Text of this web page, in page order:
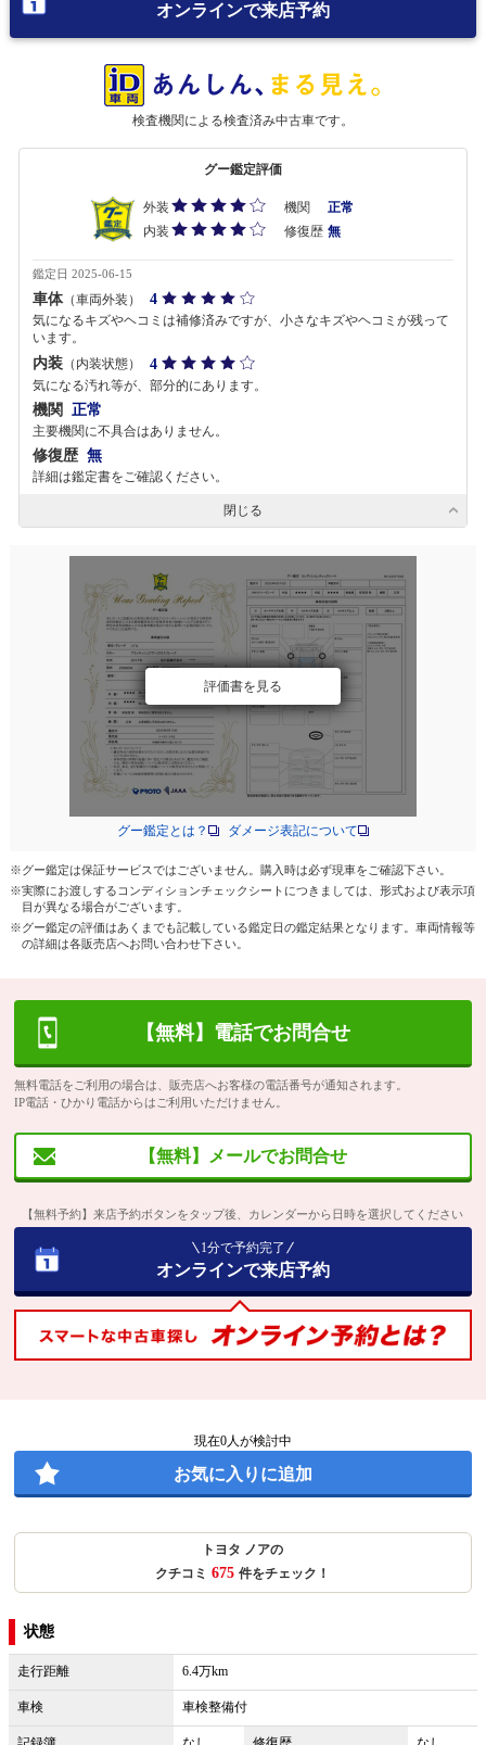
オンラインで来店予約
検査機関による検査済み中古車です。
グー鑑定評価
外装 機関
正常
内装
修復歴 無
鑑定日 2025-06-15
車体（車両外装） 4
気になるキズやヘコミは補修済みですが、小さなキズやヘコミが残って
います。
内装 （内装状態） 4
気になる汚れ等が、部分的にあります。
機関 正常
主要機関に不具合はありません。
修復歴 無
詳細は鑑定書をご確認ください。
閉じる
評価書を見る
グー鑑定とは？ ダメージ表記について
※グー鑑定は保証サービスではございません。購入時は必ず現車をご確認下さい。
※実際にお渡しするコンディションチェックシートにつきましては、形式および表示項
目が異なる場合がございます。
※グー鑑定の評価はあくまでも記載している鑑定日の鑑定結果となります。車両情報等
の詳細は各販売店へお問い合わせ下さい。
【無料】電話でお問合せ
無料電話をご利用の場合は、販売店へお客様の電話番号が通知されます。
IP電話・ひかり電話からはご利用いただけません。
【無料】メールでお問合せ
【無料予約】来店予約ボタンをタップ後、カレンダーから日時を選択してください
1分で予約完了
オンラインで来店予約
現在0人が検討中
お気に入りに追加
トヨタ ノアの
クチコミ 675 件をチェック！
状態
走行距離 6.4万km
車検 車検整備付